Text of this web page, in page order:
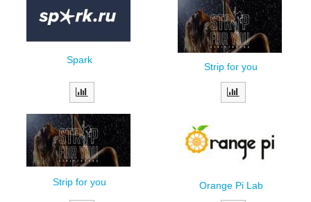
Spark
Strip for you
Strip for you Orange Pi Lab